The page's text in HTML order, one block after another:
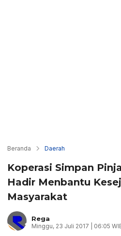
Beranda Daerah
Koperasi Simpan
Hadir Menbantu
Masyarakat
Rega
Minggu, 23 Juli 2017 | 06:05